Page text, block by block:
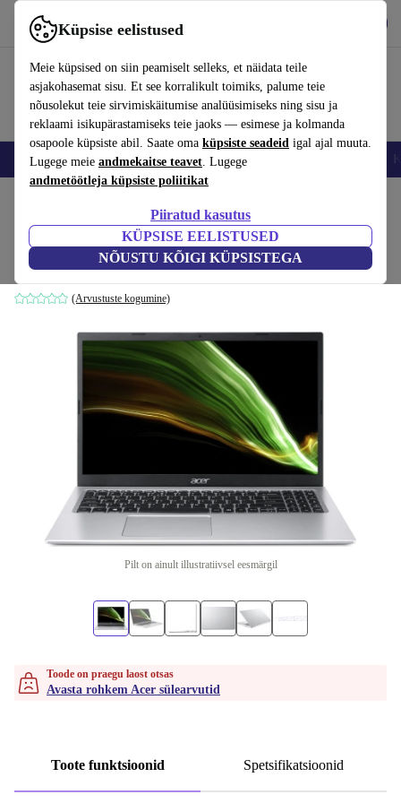
Küpsise eelistused
Meie küpsised on siin peamiselt selleks, et näidata teile
asjakohasemat sisu. Et see korralikult toimiks, palume teie
nõusolekut teie sirvimiskäitumise analüüsimiseks ning sisu ja
reklaami isikupärastamiseks teie jaoks — esimese ja kolmanda
osapoole küpsiste abil. Saate oma küpsiste seadeid igal ajal muuta.
Lugege meie andmekaitse teavet. Lugege
andmetöötleja küpsiste poliitikat
Piiratud kasutus
KÜPSISE EELISTUSED
NÕUSTU KÕIGI KÜPSISTEGA
Kasuta rakendust refurbed kiirelt ja lihtsalt
Nutitelefoni Sülearvutid Tahvelarvutid Nutikellad
Acer Aspire 3 A315-58 | i3-1115G4 | 15.6"
8 GB | 256 GB SSD | Klaviatuuri valgustus | Win 11 Home | FR
(Arvustuste kogumine)
Pilt on ainult illustratiivsel eesmärgil
Toode on praegu laost otsas
Avasta rohkem Acer sülearvutid
Toote funktsioonid Spetsifikatsioonid